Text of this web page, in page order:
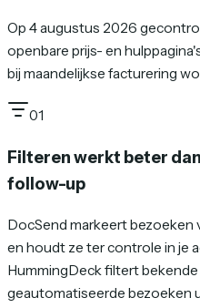
Op 4 augustus 2026
openbare prijs- en
bij maandelijkse facturering
01
Filteren werkt beter
follow-up
DocSend markeert bezoeken
en houdt ze ter controle in je
HummingDeck filtert
geautomatiseerde bezoeken